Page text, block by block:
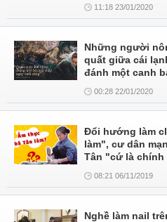
11:18 23/01/2020
Những người
quất giữa cái
đánh một canh
00:28 22/01/2020
Đổi hướng làm
làm", cư dân
Tân "cứ là chính
08:21 06/11/2019
Nghề làm nail